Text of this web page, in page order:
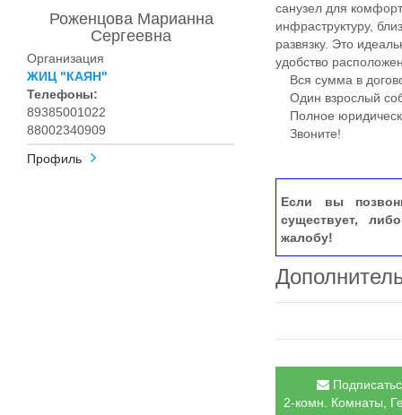
Роженцова Марианна
Сергеевна
Организация
ЖИЦ "КАЯН"
Телефоны:
89385001022
88002340909
Профиль
санузел для
инфраструктуру,
развязку. Это
удобство
Вся сумма в
Один взрослый
Полное
Звоните!
Если вы
существует,
жалобу!
2-комн. Комнаты,